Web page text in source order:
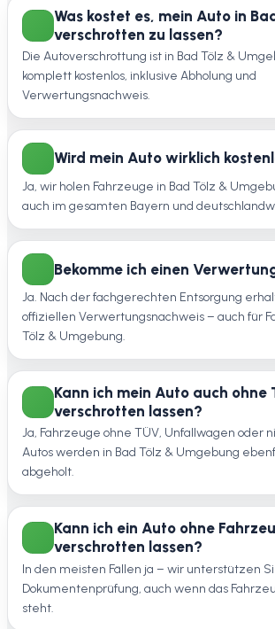
Was kostet es, mein Auto in
verschrotten zu lassen?
Die Autoverschrottung ist in Bad Tölz &
komplett kostenlos, inklusive Abholung und
Verwertungsnachweis.
Wird mein Auto wirklich
Ja, wir holen Fahrzeuge in Bad Tölz &
auch im gesamten Bayern und
Bekomme ich einen
Ja. Nach der fachgerechten Entsorgung
offiziellen Verwertungsnachweis – auch für
Tölz & Umgebung.
Kann ich mein Auto auch ohne
verschrotten lassen?
Ja, Fahrzeuge ohne TÜV, Unfallwagen oder
Autos werden in Bad Tölz & Umgebung
abgeholt.
Kann ich ein Auto ohne
verschrotten lassen?
In den meisten Fällen ja – wir unterstützen
Dokumentenprüfung, auch wenn das
steht.